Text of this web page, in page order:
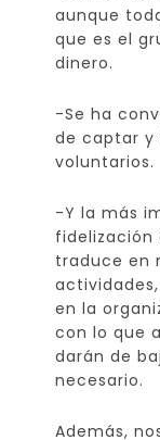
aunque
que es el
dinero.
-Se ha
de captar y
voluntarios.
-Y la más
fidelización
traduce en
en la
con lo que
darán de
necesario.
Además,